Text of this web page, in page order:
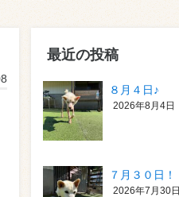
最近の投稿
８月４日♪
2026年8月4日
７月３０日！
2026年7月30日